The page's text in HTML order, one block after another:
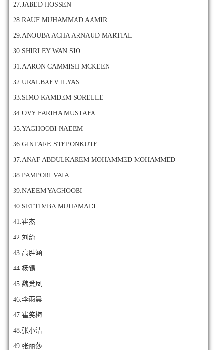
27.JABED HOSSEN
28.RAUF MUHAMMAD AAMIR
29.ANOUBA ACHA ARNAUD MARTIAL
30.SHIRLEY WAN SIO
31.AARON CAMMISH MCKEEN
32.URALBAEV ILYAS
33.SIMO KAMDEM SORELLE
34.OVY FARIHA MUSTAFA
35.YAGHOOBI NAEEM
36.GINTARE STEPONKUTE
37.ANAF ABDULKAREM MOHAMMED MOHAMMED
38.PAMPORI VAIA
39.NAEEM YAGHOOBI
40.SETTIMBA MUHAMADI
41.崔杰
42.刘绮
43.高胜涵
44.杨锡
45.魏爱凤
46.李雨晨
47.崔笑梅
48.张小洁
49.张丽莎